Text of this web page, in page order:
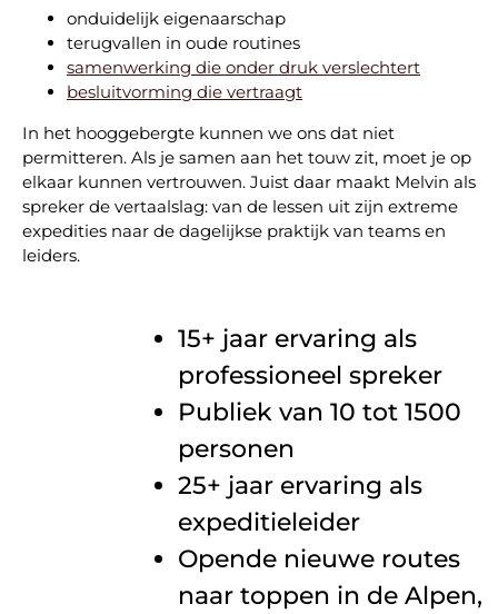
onduidelijk eigenaarschap
terugvallen in oude routines
samenwerking die onder druk verslechtert
besluitvorming die vertraagt
In het hooggebergte kunnen we ons dat niet
permitteren. Als je samen aan het touw zit, moet je op
elkaar kunnen vertrouwen. Juist daar maakt Melvin als
spreker de vertaalslag: van de lessen uit zijn extreme
expedities naar de dagelijkse praktijk van teams en
leiders.
15+ jaar ervaring als
professioneel spreker
Publiek van 10 tot 1500
personen
25+ jaar ervaring als
expeditieleider
Opende nieuwe routes
naar toppen in de Alpen,